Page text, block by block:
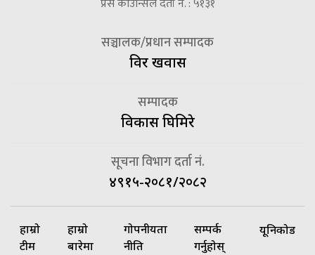
प्रेस काउन्सिल दर्ता नं. : ५१३१
सञ्चालक/प्रधान सम्पादक
विदुर खवास
सम्पादक
विकास घिमिरे
सूचना विभाग दर्ता नं.
४९१५-२०८१/२०८२
हाम्रो
टीम
हाम्रो
बारेमा
गोपनीयता
नीति
सम्पर्क
गर्नुहोस्
यूनिकोड